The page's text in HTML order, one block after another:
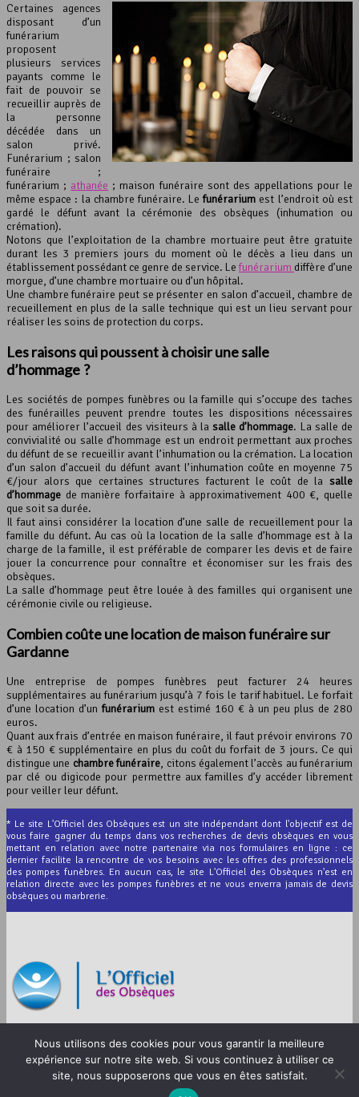
Certaines agences
disposant d’un
funérarium
proposent
plusieurs services
payants comme le
fait de pouvoir se
recueillir auprès de
la personne
décédée dans un
salon privé.
Funérarium ; salon
funéraire ;
funérarium ; athanée ; maison funéraire sont des appellations pour le
même espace : la chambre funéraire. Lefunérarium est l’endroit où est
gardé le défunt avant la cérémonie des obsèques (inhumation ou
crémation).
Notons que l’exploitation de la chambre mortuaire peut être gratuite
durant les 3 premiers jours du moment où le décès a lieu dans un
établissement possédant ce genre de service. Le funérarium diffère d’une
morgue, d’une chambre mortuaire ou d’un hôpital.
Une chambre funéraire peut se présenter en salon d’accueil, chambre de
recueillement en plus de la salle technique qui est un lieu servant pour
réaliser les soins de protection du corps.
Les raisons qui poussent à choisir une salle
d’hommage ?
Les sociétés de pompes funèbres ou la famille qui s’occupe des taches
des funérailles peuvent prendre toutes les dispositions nécessaires
pour améliorer l’accueil des visiteurs à lasalle d’hommage. La salle de
convivialité ou salle d’hommage est un endroit permettant aux proches
du défunt de se recueillir avant l’inhumation ou la crémation. La location
d’un salon d’accueil du défunt avant l’inhumation coûte en moyenne 75
€/jour alors que certaines structures facturent le coût de la salle
d’hommage de manière forfaitaire à approximativement 400 €, quelle
que soit sa durée.
Il faut ainsi considérer la location d’une salle de recueillement pour la
famille du défunt. Au cas où la location de la salle d’hommage est à la
charge de la famille, il est préférable de comparer les devis et de faire
jouer la concurrence pour connaître et économiser sur les frais des
obsèques.
La salle d’hommage peut être louée à des familles qui organisent une
cérémonie civile ou religieuse.
Combien coûte une location de maison funéraire sur
Gardanne
Une entreprise de pompes funèbres peut facturer 24 heures
supplémentaires au funérarium jusqu’à 7 fois le tarif habituel. Le forfait
d’une location d’unfunérarium est estimé 160 € à un peu plus de 280
euros.
Quant aux frais d’entrée en maison funéraire, il faut prévoir environs 70
€ à 150 € supplémentaire en plus du coût du forfait de 3 jours. Ce qui
distingue une chambre funéraire, citons également l’accès au funérarium
par clé ou digicode pour permettre aux familles d’y accéder librement
pour veiller leur défunt.
* Le site L'Officiel des Obsèques est un site indépendant dont l'objectif est de
vous faire gagner du temps dans vos recherches de devis obsèques en vous
mettant en relation avec notre partenaire via nos formulaires en ligne : ce
dernier facilite la rencontre de vos besoins avec les offres des professionnels
des pompes funèbres. En aucun cas, le site L'Officiel des Obsèques n'est en
relation directe avec les pompes funèbres et ne vous enverra jamais de devis
obsèques ou marbrerie.
© 2012-2026 L’Officiel des Obsèques
Mentions légales
Nous utilisons des cookies pour vous garantir la meilleure
expérience sur notre site web. Si vous continuez à utiliser ce
site, nous supposerons que vous en êtes satisfait.